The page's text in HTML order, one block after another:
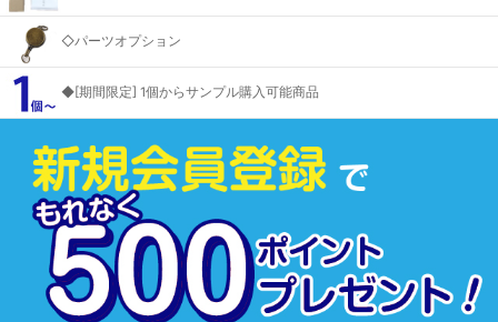
◇パーツオプション
◆[期間限定] 1個からサンプル購入可能商品